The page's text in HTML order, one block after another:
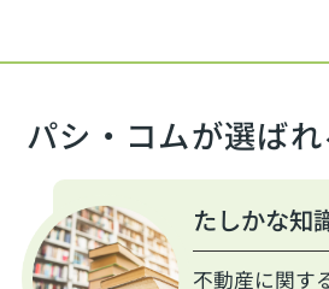
パシ・コムが選ばれ
たしかな知
不動産に関す